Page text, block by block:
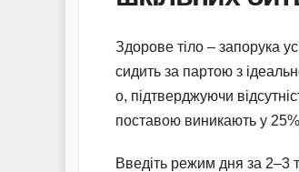
Здорове тіло – запорука
сидить за партою з
о, підтверджуючи
поставою виникають у
Введіть режим дня за 2–3